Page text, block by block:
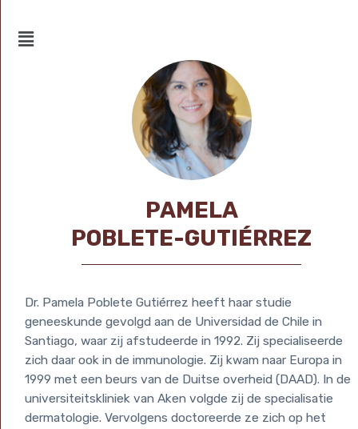
naar
PAMELA
POBLETE-GUTIÉRREZ
Dr. Pamela Poblete Gutiérrez heeft haar studie
geneeskunde gevolgd aan de Universidad de Chile in
Santiago, waar zij afstudeerde in 1992. Zij specialiseerde
zich daar ook in de immunologie. Zij kwam naar Europa in
1999 met een beurs van de Duitse overheid (DAAD). In de
universiteitskliniek van Aken volgde zij de specialisatie
dermatologie. Vervolgens doctoreerde ze zich op het